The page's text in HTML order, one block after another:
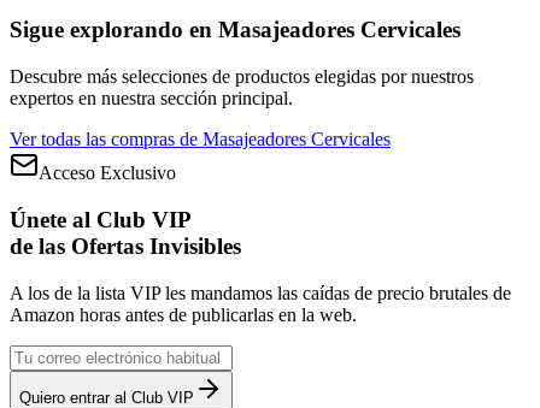
Sigue explorando en Masajeadores Cervicales
Descubre más selecciones de productos elegidas por nuestros
expertos en nuestra sección principal.
Ver todas las compras de Masajeadores Cervicales
Acceso Exclusivo
Únete al Club VIP
de las Ofertas Invisibles
A los de la lista VIP les mandamos las caídas de precio brutales de
Amazon horas antes de publicarlas en la web.
Quiero entrar al Club VIP